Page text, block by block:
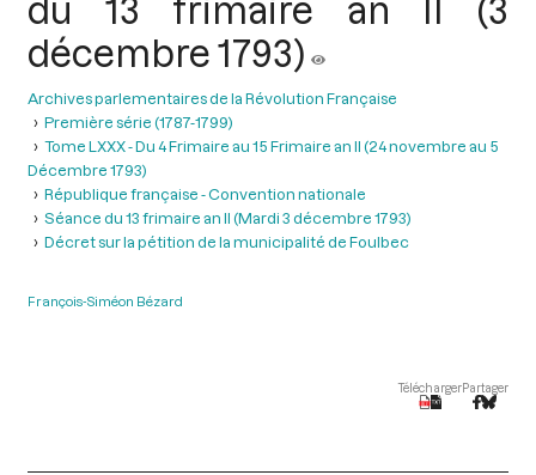
du 13 frimaire an II (3
décembre 1793)
Archives parlementaires de la Révolution Française
Première série (1787-1799)
Tome LXXX - Du 4 Frimaire au 15 Frimaire an II (24 novembre au 5
Décembre 1793)
République française - Convention nationale
Séance du 13 frimaire an II (Mardi 3 décembre 1793)
Décret sur la pétition de la municipalité de Foulbec
François-Siméon Bézard
TéléchargerPartager